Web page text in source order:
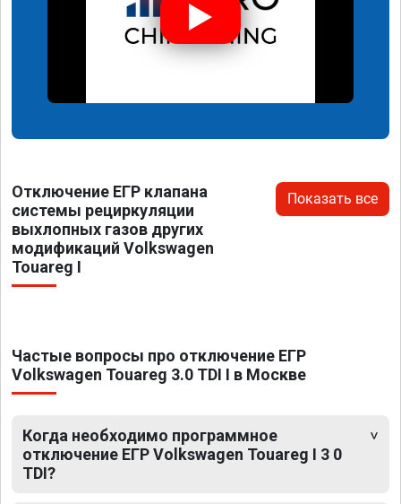
Отключение ЕГР клапана
системы рециркуляции
выхлопных газов других
модификаций Volkswagen
Touareg I
Показать все
Частые вопросы про отключение ЕГР
Volkswagen Touareg 3.0 TDI I в Москве
Когда необходимо программное
отключение ЕГР Volkswagen Touareg I 3 0
TDI?